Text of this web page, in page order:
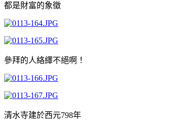
都是財富的象徵
參拜的人絡繹不絕啊！
清水寺建於西元798年